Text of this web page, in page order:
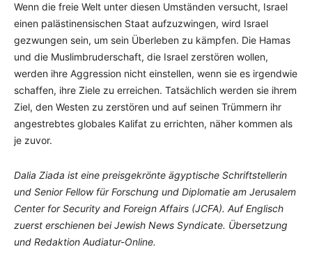
Wenn die freie Welt unter diesen Umständen versucht, Israel
einen palästinensischen Staat aufzuzwingen, wird Israel
gezwungen sein, um sein Überleben zu kämpfen. Die Hamas
und die Muslimbruderschaft, die Israel zerstören wollen,
werden ihre Aggression nicht einstellen, wenn sie es irgendwie
schaffen, ihre Ziele zu erreichen. Tatsächlich werden sie ihrem
Ziel, den Westen zu zerstören und auf seinen Trümmern ihr
angestrebtes globales Kalifat zu errichten, näher kommen als
je zuvor.
Dalia Ziada ist eine preisgekrönte ägyptische Schriftstellerin
und Senior Fellow für Forschung und Diplomatie am Jerusalem
Center for Security and Foreign Affairs (JCFA). Auf Englisch
zuerst erschienen bei Jewish News Syndicate. Übersetzung
und Redaktion Audiatur-Online.